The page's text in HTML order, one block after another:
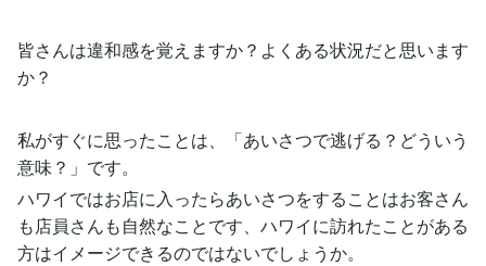
皆さんは違和感を覚えますか？よくある状況だと思います
か？
私がすぐに思ったことは、「あいさつで逃げる？どういう
意味？」です。
ハワイではお店に入ったらあいさつをすることはお客さん
も店員さんも自然なことです、ハワイに訪れたことがある
方はイメージできるのではないでしょうか。